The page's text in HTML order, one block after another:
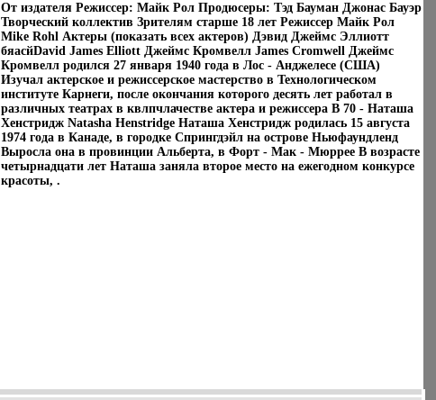
От издателя Режиссер: Майк Рол Продюсеры: Тэд Бауман Джонас Бауэр
Творческий коллектив Зрителям старше 18 лет Режиссер Майк Рол
Mike Rohl Актеры (показать всех актеров) Дэвид Джеймс Эллиотт
бяасйDavid James Elliott Джеймс Кромвелл James Cromwell Джеймс
Кромвелл родился 27 января 1940 года в Лос - Анджелесе (США)
Изучал актерское и режиссерское мастерство в Технологическом
институте Карнеги, после окончания которого десять лет работал в
различных театрах в квлпчлачестве актера и режиссера В 70 - Наташа
Хенстридж Natasha Henstridge Наташа Хенстридж родилась 15 августа
1974 года в Канаде, в городке Спрингдэйл на острове Ньюфаундленд
Выросла она в провинции Альберта, в Форт - Мак - Мюррее В возрасте
четырнадцати лет Наташа заняла второе место на ежегодном конкурсе
красоты, .